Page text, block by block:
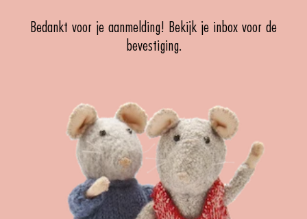
Bedankt voor je aanmelding! Bekijk je inbox voor de
bevestiging.